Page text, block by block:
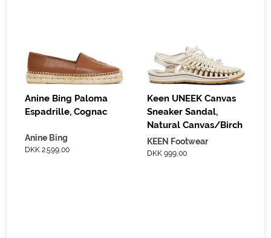
Anine Bing Paloma
Espadrille, Cognac
Anine Bing
DKK 2.599,00
Keen UNEEK Canvas
Sneaker Sandal,
Natural Canvas/Birch
KEEN Footwear
DKK 999,00